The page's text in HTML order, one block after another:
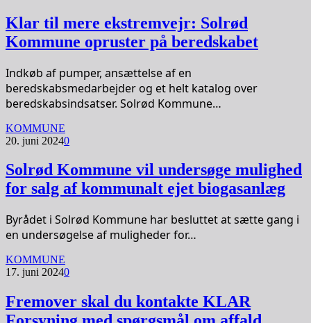
Klar til mere ekstremvejr: Solrød
Kommune opruster på beredskabet
Indkøb af pumper, ansættelse af en
beredskabsmedarbejder og et helt katalog over
beredskabsindsatser. Solrød Kommune…
KOMMUNE
20. juni 20240
Solrød Kommune vil undersøge mulighed
for salg af kommunalt ejet biogasanlæg
Byrådet i Solrød Kommune har besluttet at sætte gang i
en undersøgelse af muligheder for…
KOMMUNE
17. juni 20240
Fremover skal du kontakte KLAR